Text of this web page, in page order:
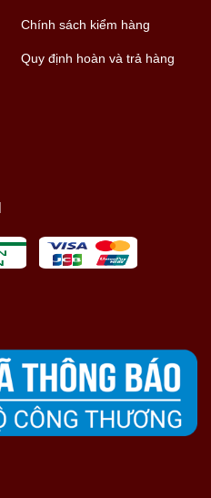
Chính sách kiểm hàng
Quy định hoàn và trả hàng